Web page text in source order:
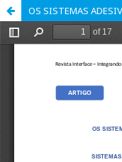
OS SISTEMAS